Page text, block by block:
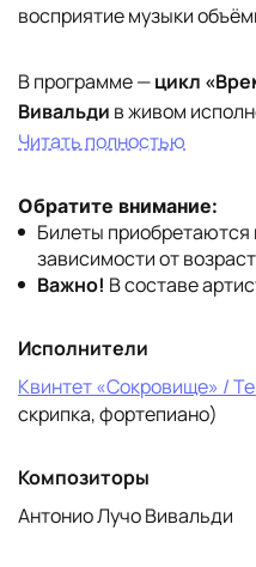
восприятие музыки
В программе —цикл
Вивальди в живом
Читать полностью
Обратите внимание:
Билеты приобретаются
зависимости от
Важно! В составе
Исполнители
Квинтет «Сокровище» /
скрипка, фортепиано)
Композиторы
Антонио Лучо Вивальди